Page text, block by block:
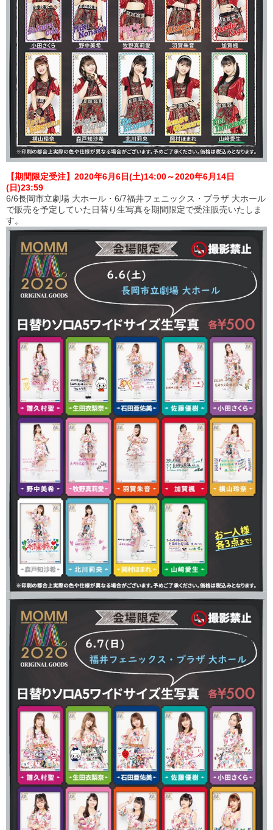
【期間限定受注】2020年6月6日(土)14:00～2020年6月14日
(日)23:59
6/6長岡市立劇場 大ホール・6/7福井フェニックス・プラザ 大ホール
で販売を予定していた日替り生写真を期間限定で受注販売いたしま
す。